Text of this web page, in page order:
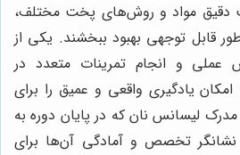
دقیق مواد و روش‌های پخت مختلف،
قابل توجهی بهبود ببخشند. یکی از
عملی و انجام تمرینات متعدد در
یادگیری واقعی و عمیق را برای
لیسانس نان که در پایان دوره به
نشانگر تخصص و آمادگی آن‌ها برای